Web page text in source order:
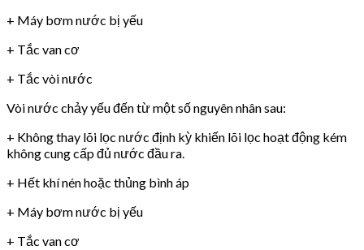
+ Máy bơm nước bị yếu
+ Tắc van cơ
+ Tắc vòi nước
Vòi nước chảy yếu đến từ một số nguyên nhân sau:
+ Không thay lõi lọc nước định kỳ khiến lõi lọc hoạt động kém
không cung cấp đủ nước đầu ra.
+ Hết khí nén hoặc thủng bình áp
+ Máy bơm nước bị yếu
+ Tắc van cơ